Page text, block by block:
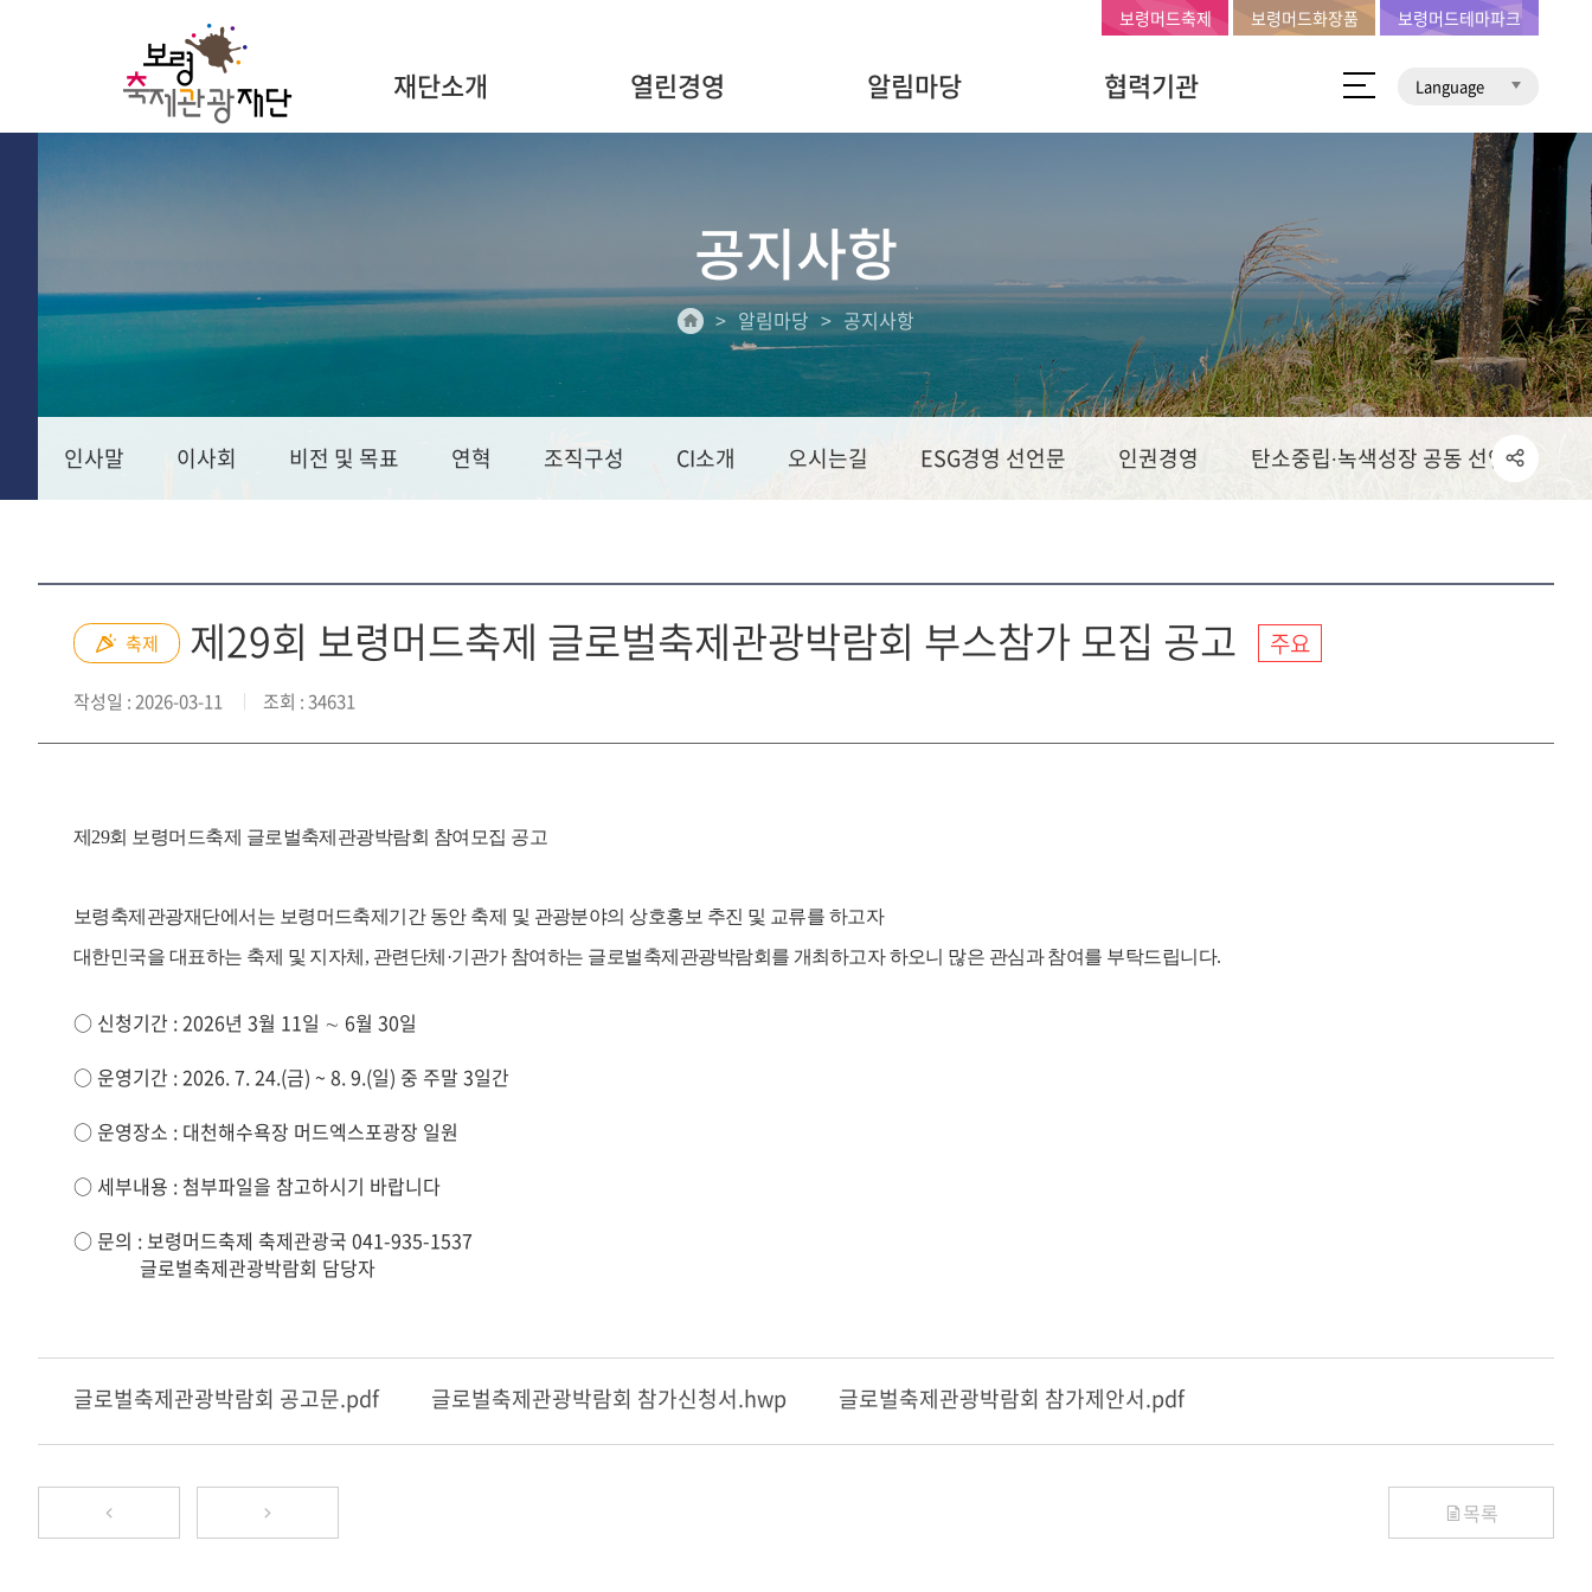
재단소개 열린경영 알림마당 협력기관 Language
보령머드축제 보령머드화장품 보령머드테마파크
공지사항
알림마당 공지사항
인사말 이사회 비전 및 목표 연혁 조직구성 CI소개 오시는길 ESG경영 선언문 인권경영 탄소중립∙녹색성장 공동 선언문
축제 제29회 보령머드축제 글로벌축제관광박람회 부스참가 모집 공고 주요
작성일 : 2026-03-11 조회 : 34631
제29회 보령머드축제 글로벌축제관광박람회 참여모집 공고
보령축제관광재단에서는 보령머드축제기간 동안 축제 및 관광분야의 상호홍보 추진 및 교류를 하고자
대한민국을 대표하는 축제 및 지자체, 관련단체·기관가 참여하는 글로벌축제관광박람회를 개최 하고자하오니 많은 관심과 참여를 부탁드립니다.
○ 신청기간 : 2026년 3월 11일 ∼ 6월 30일
○ 운영기간 : 2026. 7. 24.(금) ~ 8. 9.(일) 중 주말 3일간
○ 운영장소 : 대천해수욕장 머드엑스포광장 일원
○ 세부내용 : 첨부파일을 참고하시기 바랍니다
○ 문의 : 보령머드축제 축제관광국 041-935-1537
글로벌축제관광박람회 담당자
글로벌축제관광박람회 공고문.pdf 글로벌축제관광박람회 참가신청서.hwp 글로벌축제관광박람회 참가제안서.pdf
목록